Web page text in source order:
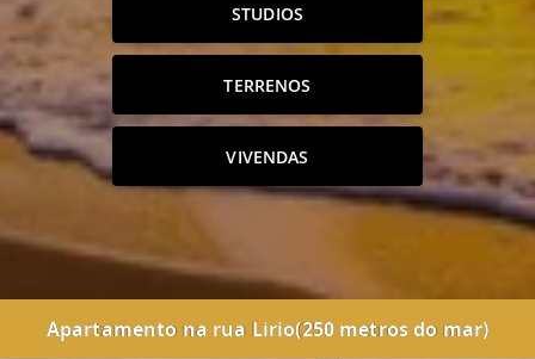
STUDIOS
TERRENOS
VIVENDAS
Apartamento na rua Lirio(250 metros do mar)